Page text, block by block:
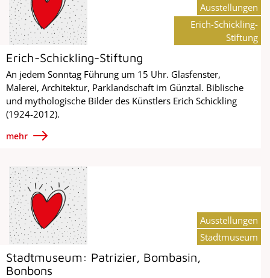
Erich-Schickling-Stiftung
An jedem Sonntag Führung um 15 Uhr. Glasfenster,
Malerei, Architektur, Parklandschaft im Günztal. Biblische
und mythologische Bilder des Künstlers Erich Schickling
(1924-2012).
mehr
Ausstellungen
Erich-Schickling-
Stiftung
Stadtmuseum: Patrizier, Bombasin,
Bonbons
Ausstellungen
Stadtmuseum